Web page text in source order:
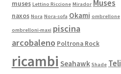
muses Lettino Riccione Mirador Muses
naxos Nora Nora-sofa Okami ombrellone
ombrelloni-maxi piscina
arcobaleno Poltrona Rock
ricambi Seahawk Shade Teli